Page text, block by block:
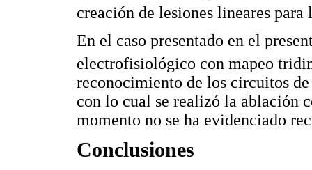
creación de lesiones lineares
En el caso presentado en el
electrofisiológico con mapeo
reconocimiento de los circuitos
con lo cual se realizó la ablación
momento no se ha evidenciado
Conclusiones